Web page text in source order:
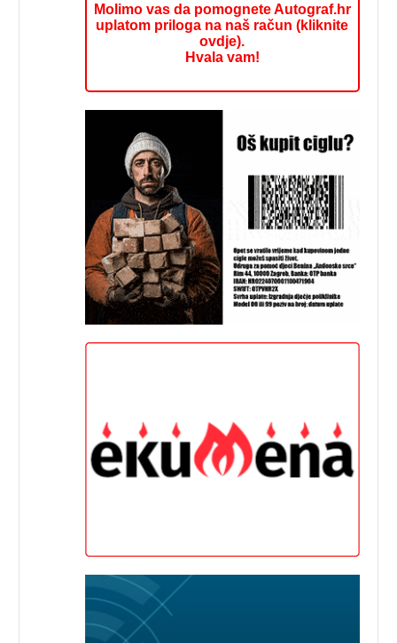
Molimo vas da pomognete Autograf.hr
uplatom priloga na naš račun (kliknite
ovdje).
Hvala vam!